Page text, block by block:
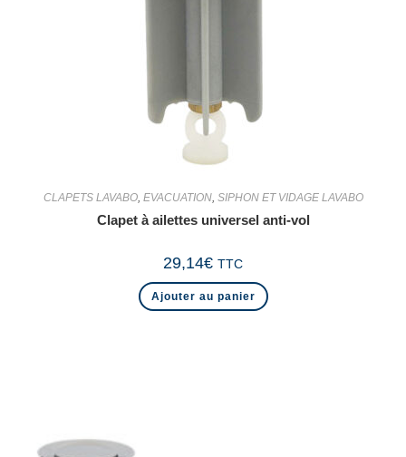
CLAPETS LAVABO, EVACUATION, SIPHON ET VIDAGE LAVABO
Clapet à ailettes universel anti-vol
29,14€ TTC
Ajouter au panier